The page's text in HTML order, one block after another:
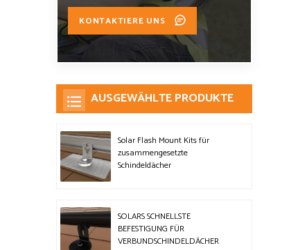
KONTAKTIERE UNS
AUSGEWÄHLTE PRODUKTE
Solar Flash Mount Kits für
zusammengesetzte
Schindeldächer
SOLARS SCHNELLSTE
BEFESTIGUNG FÜR
VERBUNDSCHINDELDÄCHER